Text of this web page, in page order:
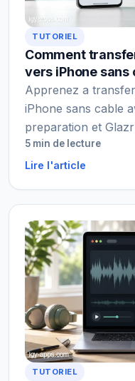
TUTORIEL
Comment
vers iPhone sans
Apprenez a
iPhone sans cable
preparation et
5 min de lecture
Lire l'article
TUTORIEL